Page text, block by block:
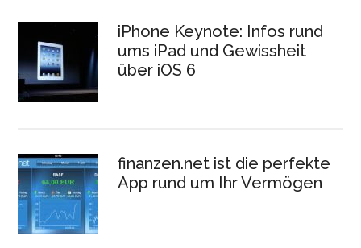
iPhone Keynote: Infos rund
ums iPad und Gewissheit
über iOS 6
finanzen.net ist die perfekte
App rund um Ihr Vermögen